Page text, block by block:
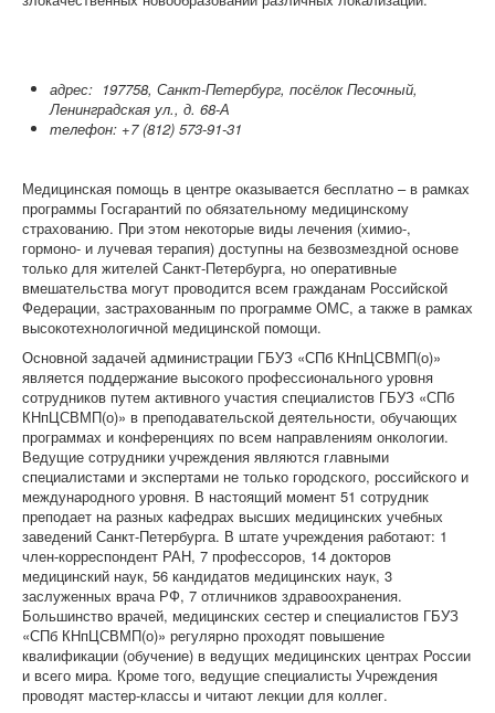
адрес: 197758, Санкт-Петербург, посёлок Песочный,
Ленинградская ул., д. 68-А
телефон: +7 (812) 573-91-31
Медицинская помощь в центре оказывается бесплатно – в рамках
программы Госгарантий по обязательному медицинскому
страхованию. При этом некоторые виды лечения (химио-,
гормоно- и лучевая терапия) доступны на безвозмездной основе
только для жителей Санкт-Петербурга, но оперативные
вмешательства могут проводится всем гражданам Российской
Федерации, застрахованным по программе ОМС, а также в рамках
высокотехнологичной медицинской помощи.
Основной задачей администрации ГБУЗ «СПб КНпЦСВМП(о)»
является поддержание высокого профессионального уровня
сотрудников путем активного участия специалистов ГБУЗ «СПб
КНпЦСВМП(о)» в преподавательской деятельности, обучающих
программах и конференциях по всем направлениям онкологии.
Ведущие сотрудники учреждения являются главными
специалистами и экспертами не только городского, российского и
международного уровня. В настоящий момент 51 сотрудник
преподает на разных кафедрах высших медицинских учебных
заведений Санкт-Петербурга. В штате учреждения работают: 1
член-корреспондент РАН, 7 профессоров, 14 докторов
медицинский наук, 56 кандидатов медицинских наук, 3
заслуженных врача РФ, 7 отличников здравоохранения.
Большинство врачей, медицинских сестер и специалистов ГБУЗ
«СПб КНпЦСВМП(о)» регулярно проходят повышение
квалификации (обучение) в ведущих медицинских центрах России
и всего мира. Кроме того, ведущие специалисты Учреждения
проводят мастер-классы и читают лекции для коллег.